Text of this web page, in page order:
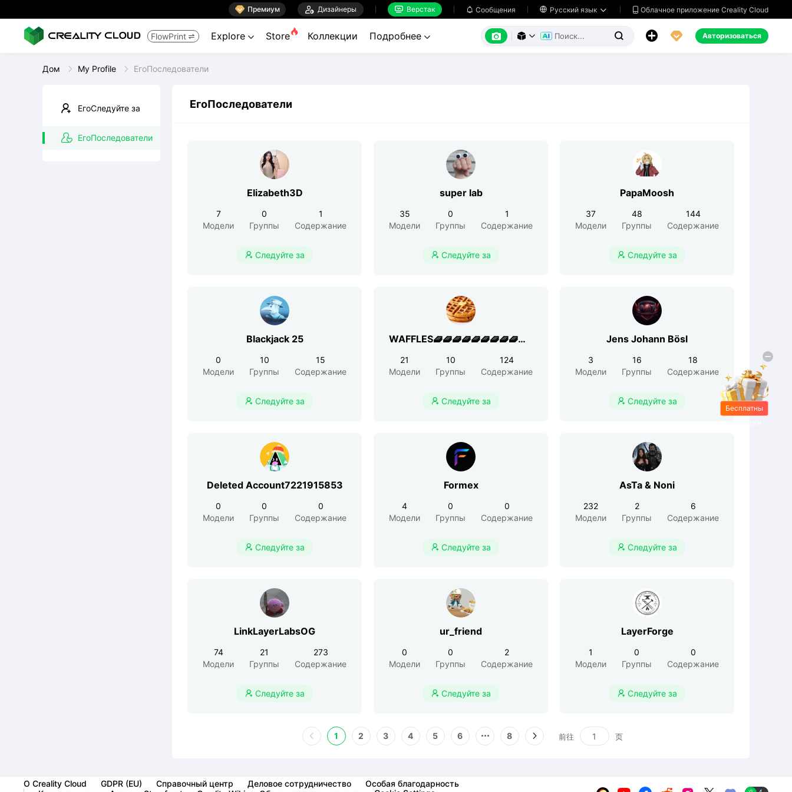
 Премиум  Дизайнеры  Верстак  Сообщения  Русский язык   Облачное приложение Creality Cloud
FlowPrint  Explore  Store Коллекции Подробнее        Авторизоваться
Дом My Profile ЕгоПоследователи
ЕгоСледуйте за
ЕгоПоследователи
ЕгоПоследователи
Elizabeth3D
7
Модели
0
Группы
1
Содержание
 Следуйте за
super lab
35
Модели
0
Группы
1
Содержание
 Следуйте за
PapaMoosh
37
Модели
48
Группы
144
Содержание
 Следуйте за
Blackjack 25
0
Модели
10
Группы
15
Содержание
 Следуйте за
WAFFLES🧇🧇🧇🧇🧇🧇🧇🧇🧇🧇
21
Модели
10
Группы
124
Содержание
 Следуйте за
Jens Johann Bösl
3
Модели
16
Группы
18
Содержание
 Следуйте за
Deleted Account7221915853
0
Модели
0
Группы
0
Содержание
 Следуйте за
Formex
4
Модели
0
Группы
0
Содержание
 Следуйте за
AsTa & Noni
232
Модели
2
Группы
6
Содержание
 Следуйте за
LinkLayerLabsOG
74
Модели
21
Группы
273
Содержание
 Следуйте за
ur_friend
0
Модели
0
Группы
2
Содержание
 Следуйте за
LayerForge
1
Модели
0
Группы
0
Содержание
 Следуйте за
1 2 3 4 5 6 8 前往 页
О Creality Cloud GDPR (EU) Справочный центр Деловое сотрудничество
Особая благодарность
Бесплатны